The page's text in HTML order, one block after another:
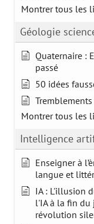
Montrer tous les
Géologie
Quaternaire :
passé
50 idées
Tremblements
Montrer tous les
Intelligence
Enseigner à
langue et
IA : L'illusion
l'IA à la fin du
révolution